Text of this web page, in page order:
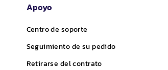
Apoyo
Centro de soporte
Seguimiento de su pedido
Retirarse del contrato